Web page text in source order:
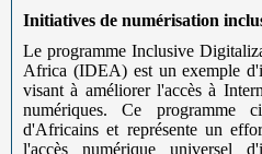
Initiatives de numérisation
Le programme Inclusive
Africa (IDEA) est un exemple
visant à améliorer l'accès à
numériques. Ce
d'Africains et représente un
l'accès numérique universel